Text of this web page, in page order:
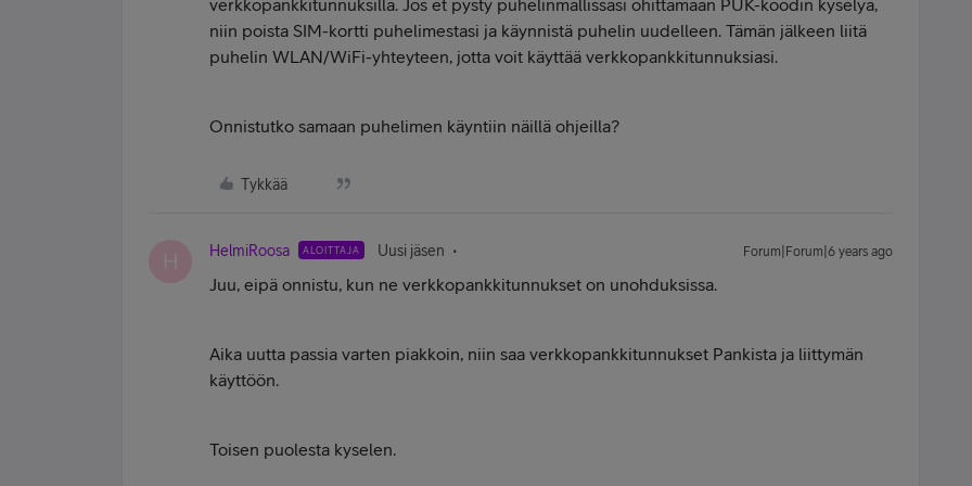
verkkopankkitunnuksilla. Jos et pysty puhelinmallissasi ohittamaan PUK-koodin kyselyä,
niin poista SIM-kortti puhelimestasi ja käynnistä puhelin uudelleen. Tämän jälkeen liitä
puhelin WLAN/WiFi-yhteyteen, jotta voit käyttää verkkopankkitunnuksiasi.
Onnistutko samaan puhelimen käyntiin näillä ohjeilla?
Tykkää
H HelmiRoosa ALOITTAJA Uusi jäsen Forum|Forum|6 years ago
Juu, eipä onnistu, kun ne verkkopankkitunnukset on unohduksissa.
Aika uutta passia varten piakkoin, niin saa verkkopankkitunnukset Pankista ja liittymän
käyttöön.
Toisen puolesta kyselen.